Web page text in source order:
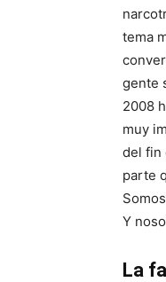
tema
gente
2008
muy
del fin
parte
Y
La